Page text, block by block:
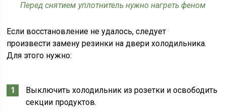
Перед снятием уплотнитель нужно нагреть феном
Если восстановление не удалось, следует
произвести замену резинки на двери холодильника.
Для этого нужно:
Выключить холодильник из розетки и освободить
секции продуктов.